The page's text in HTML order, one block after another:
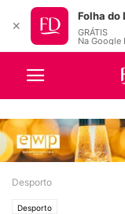
Desporto
Desporto
✕
Folha do
GRÁTIS
Na Google